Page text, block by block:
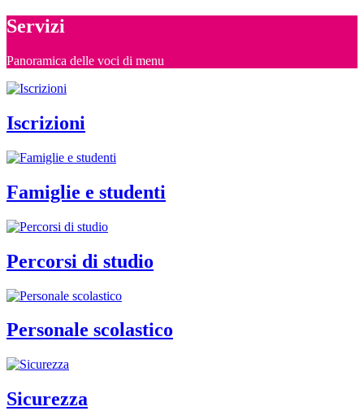
Servizi
Panoramica delle voci di menu
Iscrizioni
Famiglie e studenti
Percorsi di studio
Personale scolastico
Sicurezza